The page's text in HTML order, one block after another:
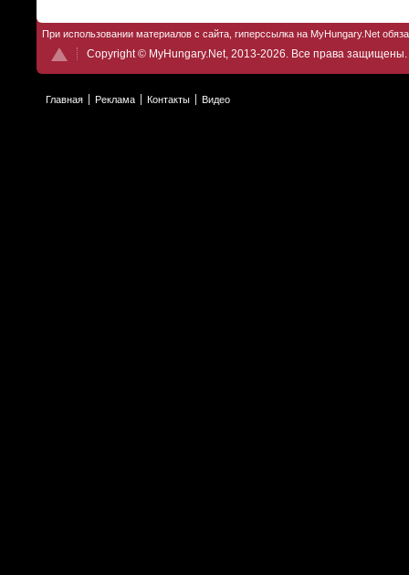
При использовании материалов с сайта, гиперссылка на MyHungary.Net
Copyright © MyHungary.Net, 2013-2026. Все права защищены.
Главная Реклама Контакты Видео